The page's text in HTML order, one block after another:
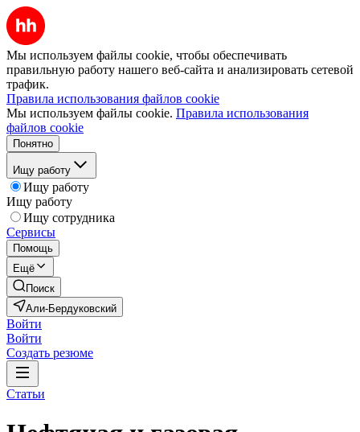
Мы используем файлы cookie, чтобы обеспечивать
правильную работу нашего веб-сайта и анализировать сетевой
трафик.
Правила использования файлов cookie
Мы используем файлы cookie. Правила использования
файлов cookie
Понятно
Ищу работу
Ищу работу
Ищу работу
Ищу сотрудника
Сервисы
Помощь
Ещё
Поиск
Али-Бердуковский
Войти
Войти
Создать резюме
Статьи